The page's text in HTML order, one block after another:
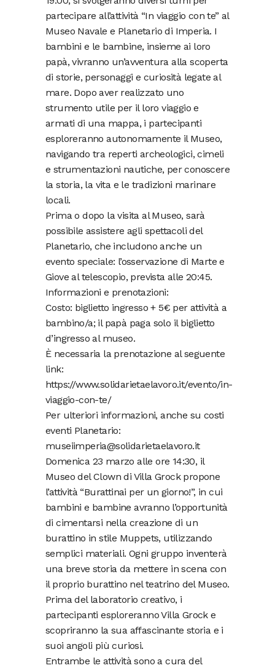
partecipare all’attività “In viaggio con te” al
Museo Navale e Planetario di Imperia. I
bambini e le bambine, insieme ai loro
papà, vivranno un’avventura alla scoperta
di storie, personaggi e curiosità legate al
mare. Dopo aver realizzato uno
strumento utile per il loro viaggio e
armati di una mappa, i partecipanti
esploreranno autonomamente il Museo,
navigando tra reperti archeologici, cimeli
e strumentazioni nautiche, per conoscere
la storia, la vita e le tradizioni marinare
locali.
Prima o dopo la visita al Museo, sarà
possibile assistere agli spettacoli del
Planetario, che includono anche un
evento speciale: l’osservazione di Marte e
Giove al telescopio, prevista alle 20:45.
Informazioni e prenotazioni:
Costo: biglietto ingresso + 5€ per attività a
bambino/a; il papà paga solo il biglietto
d’ingresso al museo.
È necessaria la prenotazione al seguente
link:
https://www.solidarietaelavoro.it/evento/in-
viaggio-con-te/
Per ulteriori informazioni, anche su costi
eventi Planetario:
museiimperia@solidarietaelavoro.it
Domenica 23 marzo alle ore 14:30, il
Museo del Clown di Villa Grock propone
l’attività “Burattinai per un giorno!”, in cui
bambini e bambine avranno l’opportunità
di cimentarsi nella creazione di un
burattino in stile Muppets, utilizzando
semplici materiali. Ogni gruppo inventerà
una breve storia da mettere in scena con
il proprio burattino nel teatrino del Museo.
Prima del laboratorio creativo, i
partecipanti esploreranno Villa Grock e
scopriranno la sua affascinante storia e i
suoi angoli più curiosi.
Entrambe le attività sono a cura del